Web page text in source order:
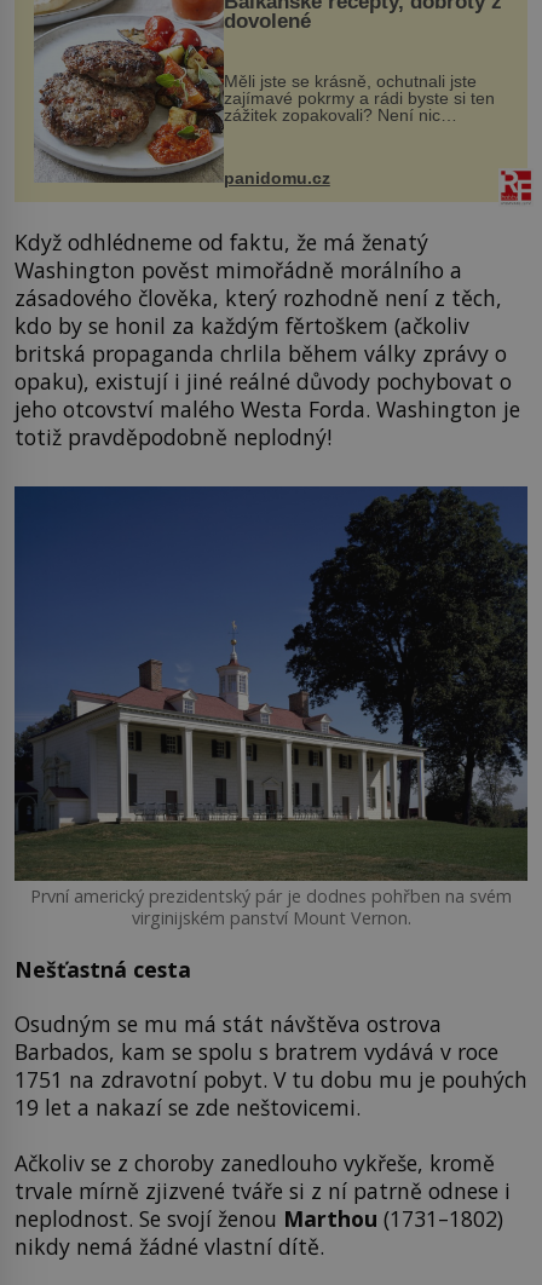
dovolené
Měli jste se krásně, ochutnali jste
zajímavé pokrmy a rádi byste si ten
zážitek zopakovali? Není nic
snazšího. Pljeskavica (10 porcí)
Možná jste ji ochutnali na dovolené v
panidomu.cz
Když odhlédneme od faktu, že má ženatý
Washington pověst mimořádně morálního a
zásadového člověka, který rozhodně není z těch,
kdo by se honil za každým fěrtoškem (ačkoliv
britská propaganda chrlila během války zprávy o
opaku), existují i jiné reálné důvody pochybovat o
jeho otcovství malého Westa Forda. Washington je
totiž pravděpodobně neplodný!
První americký prezidentský pár je dodnes pohřben na svém
virginijském panství Mount Vernon.
Nešťastná cesta
Osudným se mu má stát návštěva ostrova
Barbados, kam se spolu s bratrem vydává v roce
1751 na zdravotní pobyt. V tu dobu mu je pouhých
19 let a nakazí se zde neštovicemi.
Ačkoliv se z choroby zanedlouho vykřeše, kromě
trvale mírně zjizvené tváře si z ní patrně odnese i
neplodnost. Se svojí ženou Marthou (1731–1802)
nikdy nemá žádné vlastní dítě.